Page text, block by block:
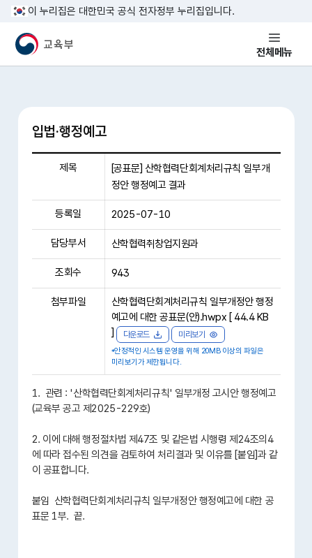
본문 바로가기
이 누리집은 대한민국 공식 전자정부 누리집입니다.
교육부 국민 메인홈페이지 전체메뉴
입법·행정예고
제목
[공표문] 산학협력단회계처리규칙 일부개
정안 행정예고 결과
등록일 2025-07-10
담당부서 산학협력취창업지원과
조회수 943
첨부파일
산학협력단회계처리규칙 일부개정안 행정
예고에 대한 공표문(안).hwpx [ 44.4 KB
]
다운로드 미리보기
*안정적인 시스템 운영을 위해 20MB 이상의 파일은
미리보기가 제한됩니다.
1. 관련 : '산학협력단회계처리규칙' 일부개정 고시안 행정예고
(교육부 공고 제2025-229호)
2. 이에 대해 행정절차법 제47조 및 같은법 시행령 제24조의4
에 따라 접수된 의견을 검토하여 처리결과 및 이유를 [붙임]과 같
이 공표합니다.
붙임 산학협력단회계처리규칙 일부개정안 행정예고에 대한 공
표문 1부. 끝.